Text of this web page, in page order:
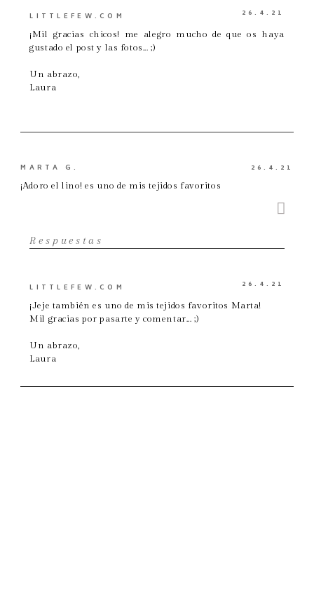
LITTLEFEW.COM
26.4.21
¡Mil gracias chicos! me alegro mucho de que os haya
gustado el post y las fotos... ;)
Un abrazo,
Laura
MARTA G.
26.4.21
¡Adoro el lino! es uno de mis tejidos favoritos
Respuestas
LITTLEFEW.COM
26.4.21
¡Jeje también es uno de mis tejidos favoritos Marta!
Mil gracias por pasarte y comentar... ;)
Un abrazo,
Laura